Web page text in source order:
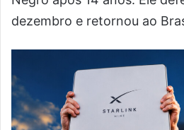
dezembro e retornou ao